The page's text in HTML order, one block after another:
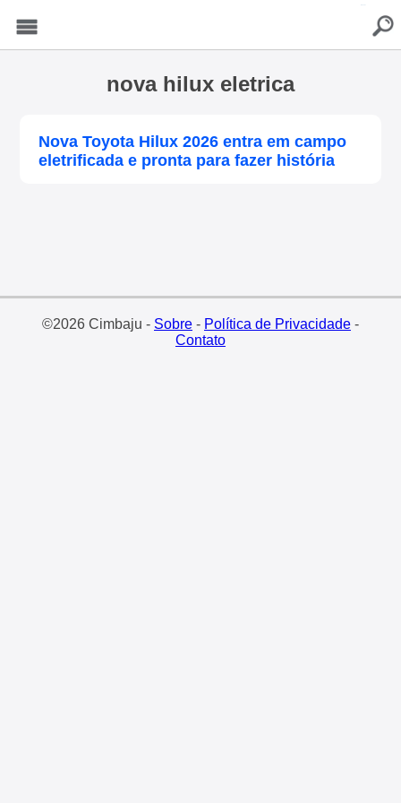
nova hilux eletrica
Nova Toyota Hilux 2026 entra em campo
eletrificada e pronta para fazer história
©2026 Cimbaju - Sobre- Política de Privacidade-
Contato